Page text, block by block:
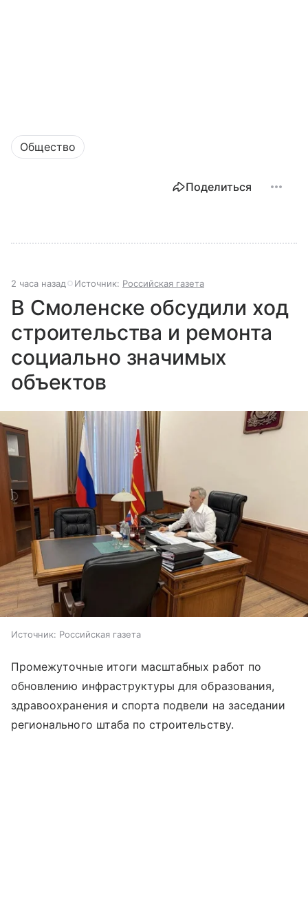
Общество
Поделиться
2 часа назад Источник: Российская газета
В Смоленске обсудили ход
строительства и ремонта
социально значимых
объектов
Источник: Российская газета
Промежуточные итоги масштабных работ по
обновлению инфраструктуры для образования,
здравоохранения и спорта подвели на заседании
регионального штаба по строительству.